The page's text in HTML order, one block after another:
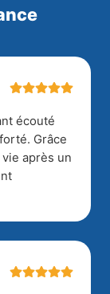
écouté
Grâce
après un